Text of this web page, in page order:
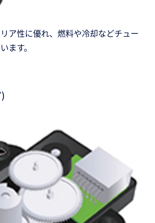
ア性に優れ、燃料や冷却などチュー
ます。